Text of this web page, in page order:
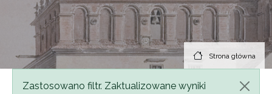
Strona główna
Komunikat
Zastosowano filtr. Zaktualizowane wyniki